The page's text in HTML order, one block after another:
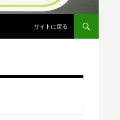
サイトに戻る